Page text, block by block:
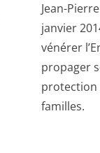
Jean-
janvier
vénérer
propager
protection
familles.